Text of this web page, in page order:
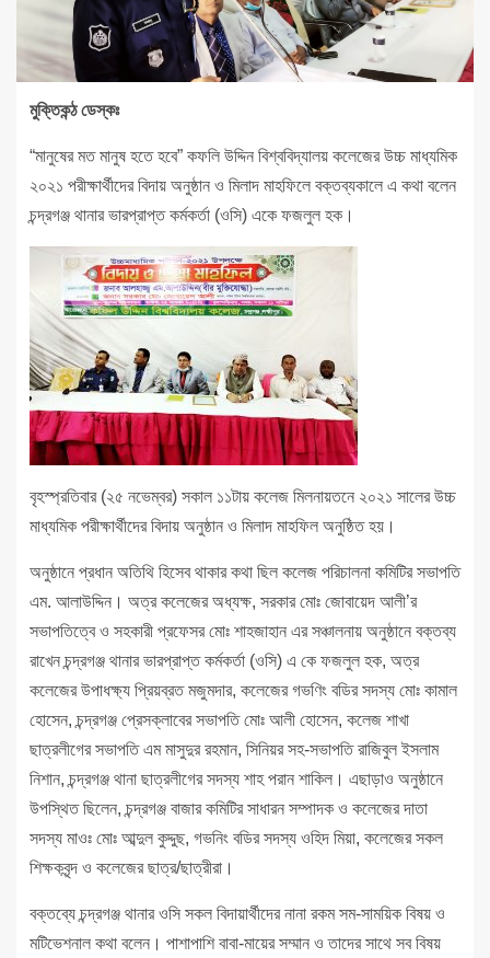
মুক্তিকন্ঠ ডেস্কঃ
“মানুষের মত মানুষ হতে হবে” কফলি উদ্দিন বিশ্ববিদ্যালয় কলেজের উচ্চ মাধ্যমিক
২০২১ পরীক্ষার্থীদের বিদায় অনুষ্ঠান ও মিলাদ মাহফিলে বক্তব্যকালে এ কথা বলেন
চন্দ্রগঞ্জ থানার ভারপ্রাপ্ত কর্মকর্তা (ওসি) একে ফজলুল হক।
বৃহস্প্রতিবার (২৫ নভেম্বর) সকাল ১১টায় কলেজ মিলনায়তনে ২০২১ সালের উচ্চ
মাধ্যমিক পরীক্ষার্থীদের বিদায় অনুষ্ঠান ও মিলাদ মাহফিল অনুষ্ঠিত হয়।
অনুষ্ঠানে প্রধান অতিথি হিসেব থাকার কথা ছিল কলেজ পরিচালনা কমিটির সভাপতি
এম. আলাউদ্দিন। অত্র কলেজের অধ্যক্ষ, সরকার মোঃ জোবায়েদ আলী’র
সভাপতিত্বে ও সহকারী প্রফেসর মোঃ শাহজাহান এর সঞ্চালনায় অনুষ্ঠানে বক্তব্য
রাখেন চন্দ্রগঞ্জ থানার ভারপ্রাপ্ত কর্মকর্তা (ওসি) এ কে ফজলুল হক, অত্র
কলেজের উপাধক্ষ্য প্রিয়ব্রত মজুমদার, কলেজের গভণিং বডির সদস্য মোঃ কামাল
হোসেন, চন্দ্রগঞ্জ প্রেসক্লাবের সভাপতি মোঃ আলী হোসেন, কলেজ শাখা
ছাত্রলীগের সভাপতি এম মাসুদুর রহমান, সিনিয়র সহ-সভাপতি রাজিবুল ইসলাম
নিশান, চন্দ্রগঞ্জ থানা ছাত্রলীগের সদস্য শাহ পরান শাকিল। এছাড়াও অনুষ্ঠানে
উপস্থিত ছিলেন, চন্দ্রগঞ্জ বাজার কমিটির সাধারন সম্পাদক ও কলেজের দাতা
সদস্য মাওঃ মোঃ আব্দুল কুদ্দুছ, গভনিং বডির সদস্য ওহিদ মিয়া, কলেজের সকল
শিক্ষকবৃন্দ ও কলেজের ছাত্র/ছাত্রীরা।
বক্তব্যে চন্দ্রগঞ্জ থানার ওসি সকল বিদায়ার্থীদের নানা রকম সম-সাময়িক বিষয় ও
মটিভেশনাল কথা বলেন। পাশাপাশি বাবা-মায়ের সম্মান ও তাদের সাথে সব বিষয়